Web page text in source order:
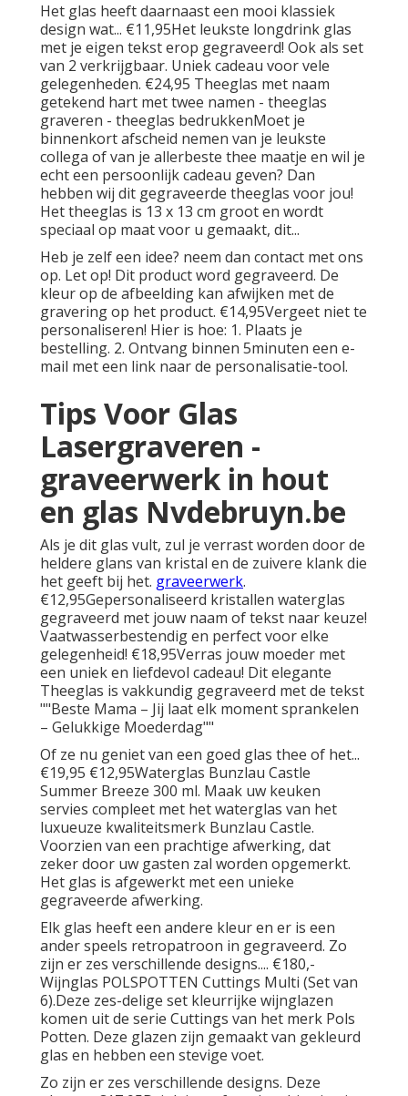
Het glas heeft daarnaast een mooi klassiek
design wat... €11,95Het leukste longdrink glas
met je eigen tekst erop gegraveerd! Ook als set
van 2 verkrijgbaar. Uniek cadeau voor vele
gelegenheden. €24,95 Theeglas met naam
getekend hart met twee namen - theeglas
graveren - theeglas bedrukkenMoet je
binnenkort afscheid nemen van je leukste
collega of van je allerbeste thee maatje en wil je
echt een persoonlijk cadeau geven? Dan
hebben wij dit gegraveerde theeglas voor jou!
Het theeglas is 13 x 13 cm groot en wordt
speciaal op maat voor u gemaakt, dit...
Heb je zelf een idee? neem dan contact met ons
op. Let op! Dit product word gegraveerd. De
kleur op de afbeelding kan afwijken met de
gravering op het product. €14,95Vergeet niet te
personaliseren! Hier is hoe: 1. Plaats je
bestelling. 2. Ontvang binnen 5minuten een e-
mail met een link naar de personalisatie-tool.
Tips Voor Glas
Lasergraveren -
graveerwerk in hout
en glas Nvdebruyn.be
Als je dit glas vult, zul je verrast worden door de
heldere glans van kristal en de zuivere klank die
het geeft bij het. graveerwerk.
€12,95Gepersonaliseerd kristallen waterglas
gegraveerd met jouw naam of tekst naar keuze!
Vaatwasserbestendig en perfect voor elke
gelegenheid! €18,95Verras jouw moeder met
een uniek en liefdevol cadeau! Dit elegante
Theeglas is vakkundig gegraveerd met de tekst
""Beste Mama – Jij laat elk moment sprankelen
– Gelukkige Moederdag""
Of ze nu geniet van een goed glas thee of het...
€19,95 €12,95Waterglas Bunzlau Castle
Summer Breeze 300 ml. Maak uw keuken
servies compleet met het waterglas van het
luxueuze kwaliteitsmerk Bunzlau Castle.
Voorzien van een prachtige afwerking, dat
zeker door uw gasten zal worden opgemerkt.
Het glas is afgewerkt met een unieke
gegraveerde afwerking.
Elk glas heeft een andere kleur en er is een
ander speels retropatroon in gegraveerd. Zo
zijn er zes verschillende designs.... €180,-
Wijnglas POLSPOTTEN Cuttings Multi (Set van
6).Deze zes-delige set kleurrijke wijnglazen
komen uit de serie Cuttings van het merk Pols
Potten. Deze glazen zijn gemaakt van gekleurd
glas en hebben een stevige voet.
Zo zijn er zes verschillende designs. Deze